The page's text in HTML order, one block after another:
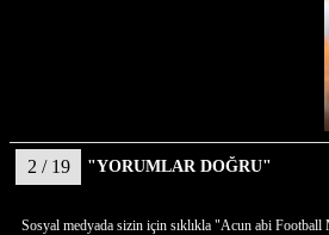
2 / 19 "YORUMLAR DOĞRU"
Sosyal medyada sizin için sıklıkla "Acun abi